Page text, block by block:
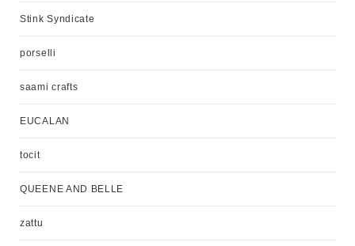
Stink Syndicate
porselli
saami crafts
EUCALAN
tocit
QUEENE AND BELLE
zattu